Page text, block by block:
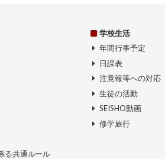
る共通ルール
学校生活
年間行事予定
日課表
注意報等への対応
生徒の活動
SEISHO動画
修学旅行